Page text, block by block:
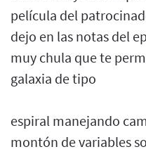
película del
dejo en las notas del
muy chula que te
galaxia de tipo
espiral manejando
montón de variables